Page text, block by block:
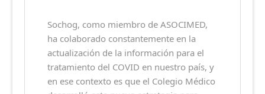
Sochog, como miembro de ASOCIMED,
ha colaborado constantemente en la
actualización de la información para el
tratamiento del COVID en nuestro país, y
en ese contexto es que el Colegio Médico